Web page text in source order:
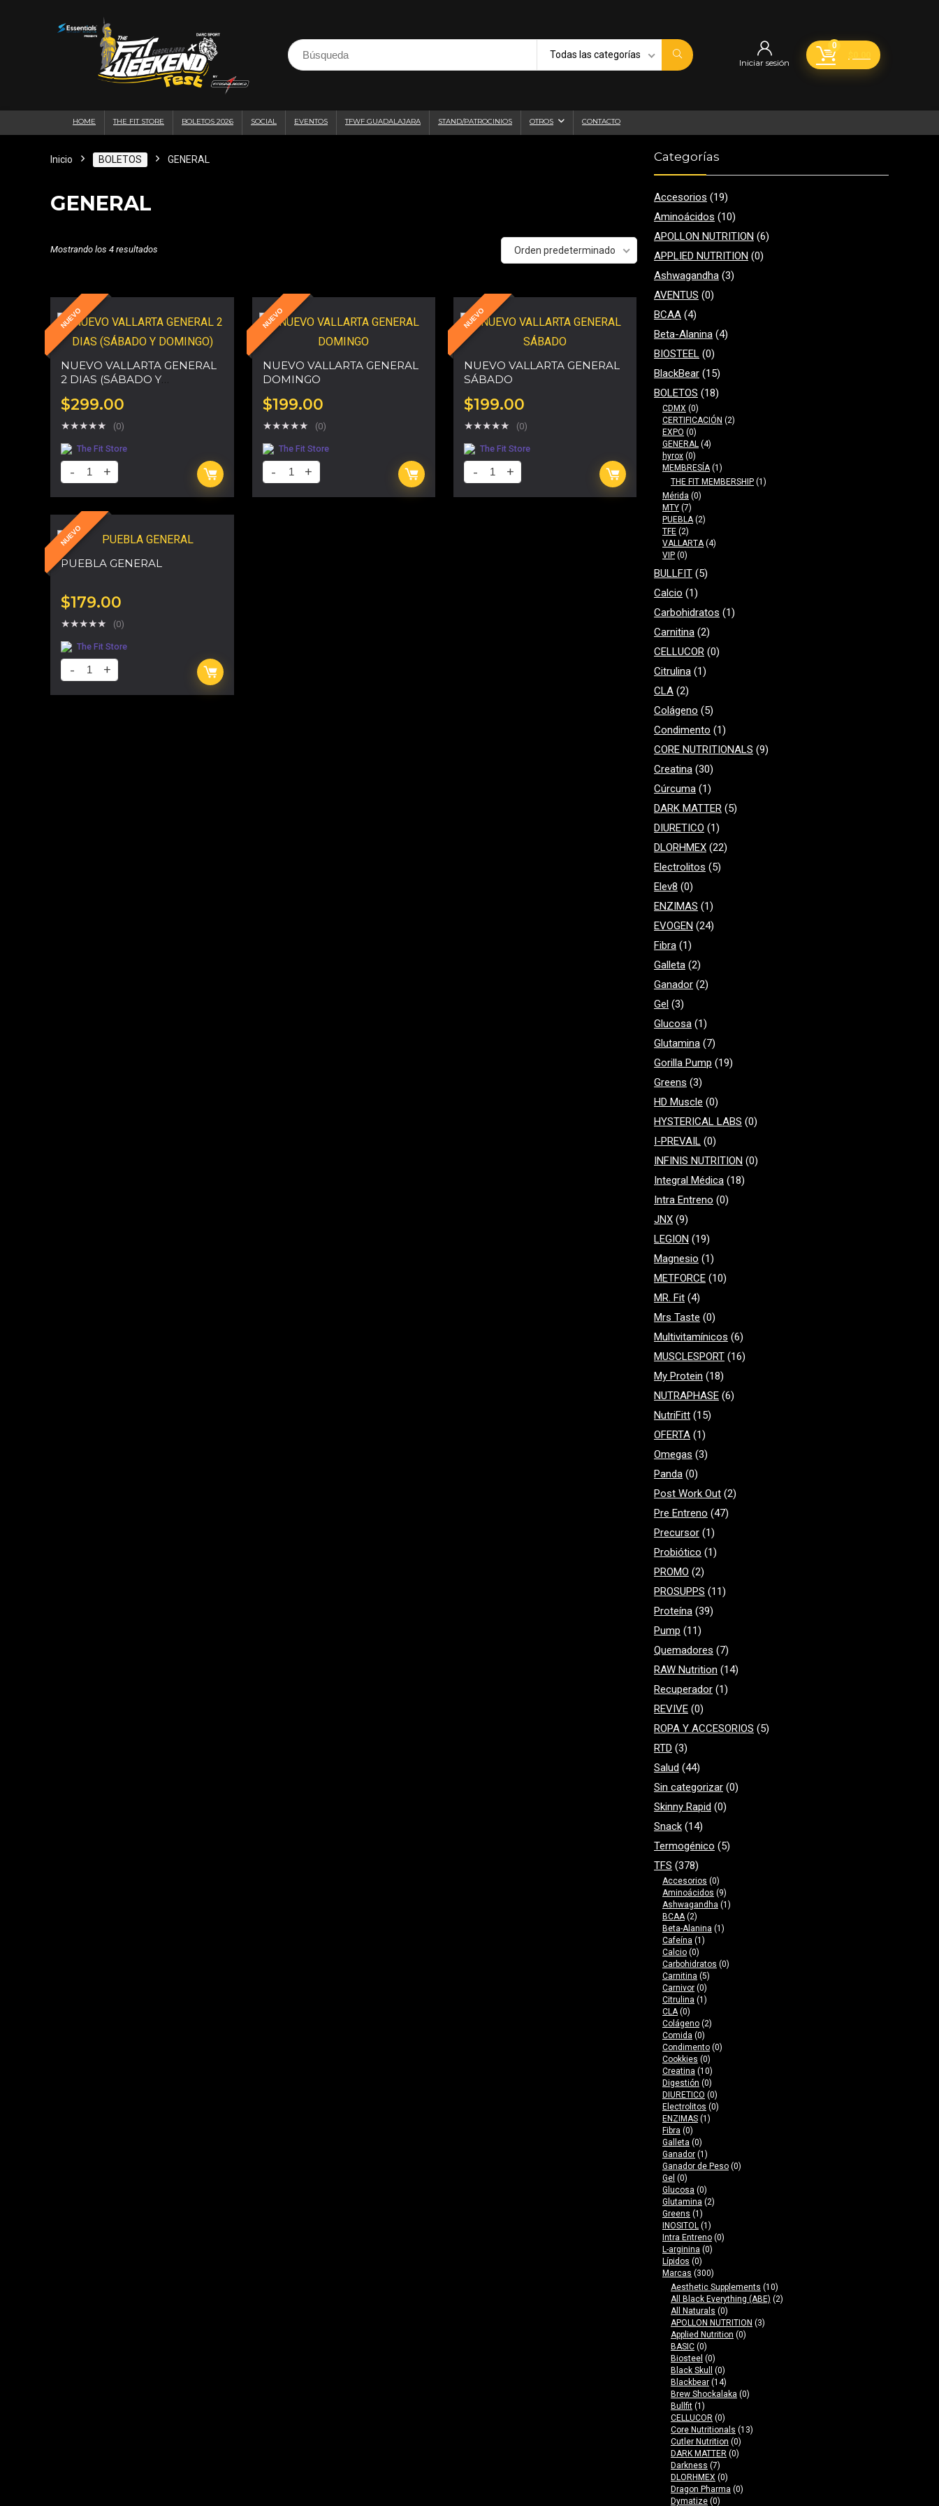
Todas las categorías
Iniciar sesión
0
HOME THE FIT STORE BOLETOS 2026 SOCIAL EVENTOS TFWF GUADALAJARA STAND/PATROCINIOS OTROS CONTACTO
Inicio BOLETOS GENERAL
GENERAL
Mostrando los 4 resultados Orden predeterminado
NUEVO
NUEVO VALLARTA GENERAL
2 DIAS (SÁBADO Y
$299.00
★★★★★ (0)
The Fit Store
NUEVO
NUEVO VALLARTA GENERAL
DOMINGO
$199.00
★★★★★ (0)
The Fit Store
NUEVO
NUEVO VALLARTA GENERAL
SÁBADO
$199.00
★★★★★ (0)
The Fit Store
NUEVO
PUEBLA GENERAL
$179.00
★★★★★ (0)
The Fit Store
Categorías
Accesorios (19)
Aminoácidos (10)
APOLLON NUTRITION (6)
APPLIED NUTRITION (0)
Ashwagandha (3)
AVENTUS (0)
BCAA (4)
Beta-Alanina (4)
BIOSTEEL (0)
BlackBear (15)
BOLETOS (18)
CDMX (0)
CERTIFICACIÓN (2)
EXPO (0)
GENERAL (4)
hyrox (0)
MEMBRESÍA (1)
THE FIT MEMBERSHIP (1)
Mérida (0)
MTY (7)
PUEBLA (2)
TFE (2)
VALLARTA (4)
VIP (0)
BULLFIT (5)
Calcio (1)
Carbohidratos (1)
Carnitina (2)
CELLUCOR (0)
Citrulina (1)
CLA (2)
Colágeno (5)
Condimento (1)
CORE NUTRITIONALS (9)
Creatina (30)
Cúrcuma (1)
DARK MATTER (5)
DIURETICO (1)
DLORHMEX (22)
Electrolitos (5)
Elev8 (0)
ENZIMAS (1)
EVOGEN (24)
Fibra (1)
Galleta (2)
Ganador (2)
Gel (3)
Glucosa (1)
Glutamina (7)
Gorilla Pump (19)
Greens (3)
HD Muscle (0)
HYSTERICAL LABS (0)
I-PREVAIL (0)
INFINIS NUTRITION (0)
Integral Médica (18)
Intra Entreno (0)
JNX (9)
LEGION (19)
Magnesio (1)
METFORCE (10)
MR. Fit (4)
Mrs Taste (0)
Multivitamínicos (6)
MUSCLESPORT (16)
My Protein (18)
NUTRAPHASE (6)
NutriFitt (15)
OFERTA (1)
Omegas (3)
Panda (0)
Post Work Out (2)
Pre Entreno (47)
Precursor (1)
Probiótico (1)
PROMO (2)
PROSUPPS (11)
Proteína (39)
Pump (11)
Quemadores (7)
RAW Nutrition (14)
Recuperador (1)
REVIVE (0)
ROPA Y ACCESORIOS (5)
RTD (3)
Salud (44)
Sin categorizar (0)
Skinny Rapid (0)
Snack (14)
Termogénico (5)
TFS (378)
Accesorios (0)
Aminoácidos (9)
Ashwagandha (1)
BCAA (2)
Beta-Alanina (1)
Cafeína (1)
Calcio (0)
Carbohidratos (0)
Carnitina (5)
Carnivor (0)
Citrulina (1)
CLA (0)
Colágeno (2)
Comida (0)
Condimento (0)
Cookkies (0)
Creatina (10)
Digestión (0)
DIURETICO (0)
Electrolitos (0)
ENZIMAS (1)
Fibra (0)
Galleta (0)
Ganador (1)
Ganador de Peso (0)
Gel (0)
Glucosa (0)
Glutamina (2)
Greens (1)
INOSITOL (1)
Intra Entreno (0)
L-arginina (0)
Lípidos (0)
Marcas (300)
Aesthetic Supplements (10)
All Black Everything (ABE) (2)
All Naturals (0)
APOLLON NUTRITION (3)
Applied Nutrition (0)
BASIC (0)
Biosteel (0)
Black Skull
(0)
Blackbear (14)
Brew Shockalaka (0)
Bullfit (1)
CELLUCOR (0)
Core Nutritionals (13)
Cutler Nutrition (0)
DARK MATTER (0)
Darkness (7)
DLORHMEX (0)
Dragon Pharma (0)
Dymatize (0)